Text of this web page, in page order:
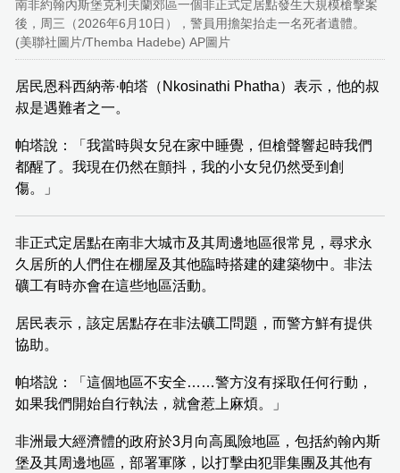
南非約翰內斯堡克利夫蘭郊區一個非正式定居點發生大規模槍擊案
後，周三（2026年6月10日），警員用擔架抬走一名死者遺體。
(美聯社圖片/Themba Hadebe) AP圖片
居民恩科西納蒂·帕塔（Nkosinathi Phatha）表示，他的叔
叔是遇難者之一。
帕塔說：「我當時與女兒在家中睡覺，但槍聲響起時我們
都醒了。我現在仍然在顫抖，我的小女兒仍然受到創
傷。」
非正式定居點在南非大城市及其周邊地區很常見，尋求永
久居所的人們住在棚屋及其他臨時搭建的建築物中。非法
礦工有時亦會在這些地區活動。
居民表示，該定居點存在非法礦工問題，而警方鮮有提供
協助。
帕塔說：「這個地區不安全……警方沒有採取任何行動，
如果我們開始自行執法，就會惹上麻煩。」
非洲最大經濟體的政府於3月向高風險地區，包括約翰內斯
堡及其周邊地區，部署軍隊，以打擊由犯罪集團及其他有